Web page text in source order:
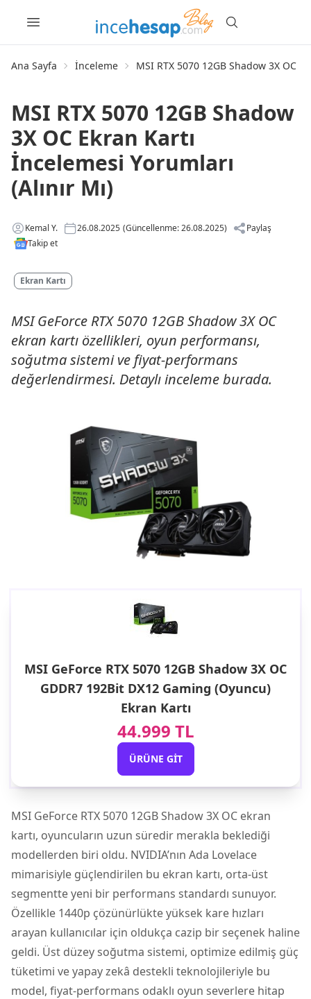
Ana Sayfa İnceleme MSI RTX 5070 12GB Shadow 3X OC
MSI RTX 5070 12GB Shadow
3X OC Ekran Kartı
İncelemesi Yorumları
(Alınır Mı)
Kemal Y. 26.08.2025 (Güncellenme: 26.08.2025)
Paylaş
Takip et
Ekran Kartı
MSI GeForce RTX 5070 12GB Shadow 3X OC
ekran kartı özellikleri, oyun performansı,
soğutma sistemi ve fiyat-performans
değerlendirmesi. Detaylı inceleme burada.
MSI GeForce RTX 5070 12GB Shadow 3X OC
GDDR7 192Bit DX12 Gaming (Oyuncu)
Ekran Kartı
44.999 TL
ÜRÜNE GIT
MSI GeForce RTX 5070 12GB Shadow 3X OC ekran
kartı, oyuncuların uzun süredir merakla beklediği
modellerden biri oldu. NVIDIA’nın Ada Lovelace
mimarisiyle güçlendirilen bu ekran kartı, orta-üst
segmentte yeni bir performans standardı sunuyor.
Özellikle 1440p çözünürlükte yüksek kare hızları
arayan kullanıcılar için oldukça cazip bir seçenek haline
geldi. Üst düzey soğutma sistemi, optimize edilmiş güç
tüketimi ve yapay zekâ destekli teknolojileriyle bu
model, fiyat-performans odaklı oyun severlere hitap